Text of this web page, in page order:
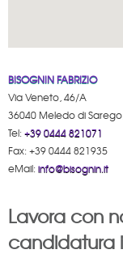
BISOGNIN FABRIZIO
Via Veneto, 46/A
36040 Meledo di
Tel: +39 0444 821071
Fax: +39 0444 821935
eMail: info@bisognin.it
Lavora con
candidatura